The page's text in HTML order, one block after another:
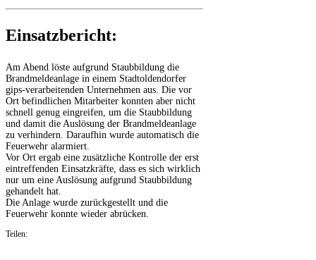
Einsatzbericht:
Am Abend löste aufgrund Staubbildung die
Brandmeldeanlage in einem Stadtoldendorfer
gips-verarbeitenden Unternehmen aus. Die vor
Ort befindlichen Mitarbeiter konnten aber nicht
schnell genug eingreifen, um die Staubbildung
und damit die Auslösung der Brandmeldeanlage
zu verhindern. Daraufhin wurde automatisch die
Feuerwehr alarmiert.
Vor Ort ergab eine zusätzliche Kontrolle der erst
eintreffenden Einsatzkräfte, dass es sich wirklich
nur um eine Auslösung aufgrund Staubbildung
gehandelt hat.
Die Anlage wurde zurückgestellt und die
Feuerwehr konnte wieder abrücken.
Teilen: